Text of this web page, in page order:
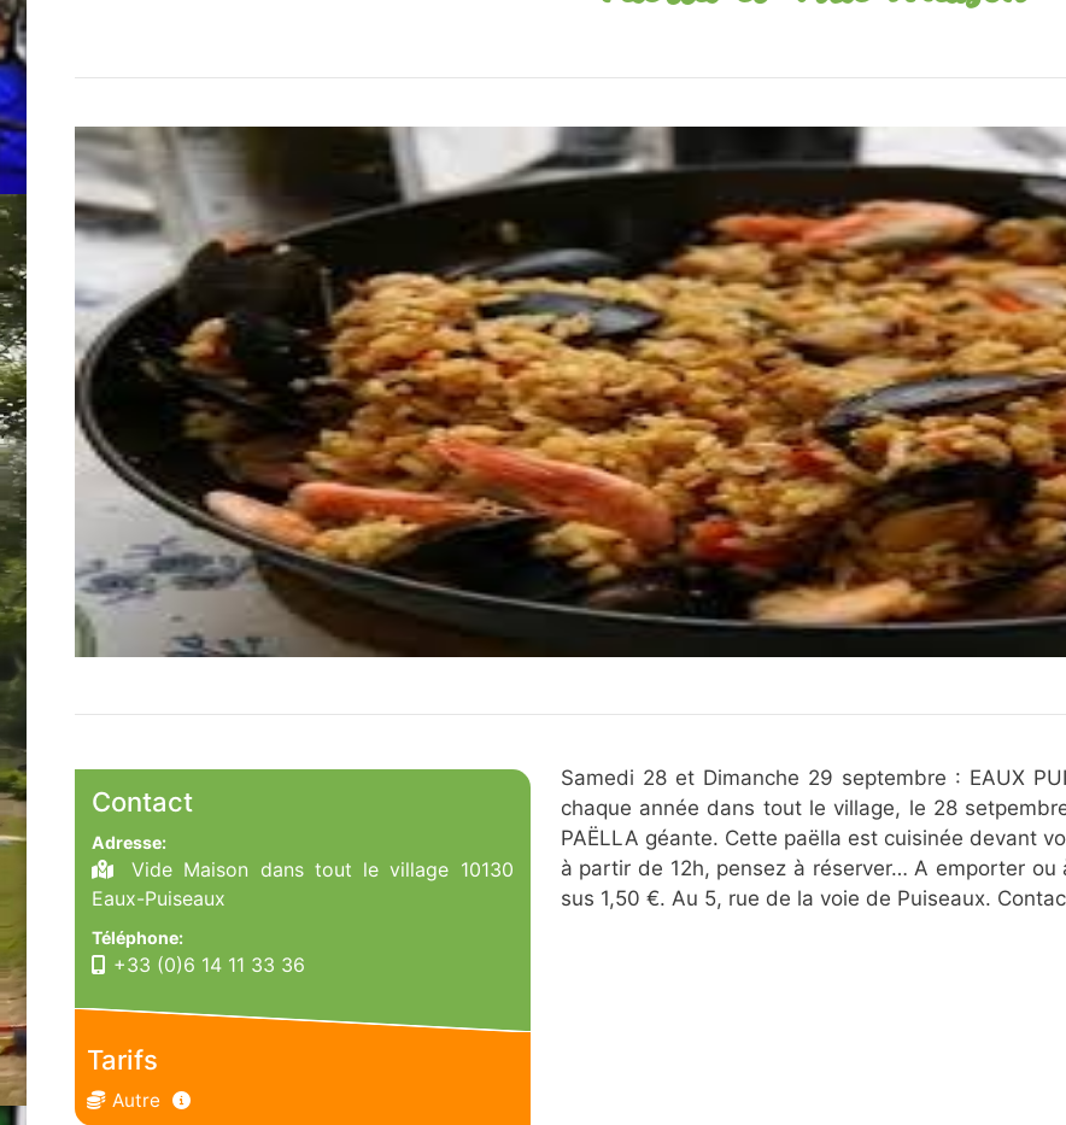
Contact
Adresse:
Vide Maison dans tout le village 10130
Eaux-Puiseaux
Téléphone:
+33 (0)6 14 11 33 36
Tarifs
Autre
Samedi 28 et Dimanche 29 septembre : EAUX
chaque année dans tout le village, le 28
PAËLLA géante. Cette paëlla est cuisinée devant
à partir de 12h, pensez à réserver… A emporter
sus 1,50 €. Au 5, rue de la voie de Puiseaux.